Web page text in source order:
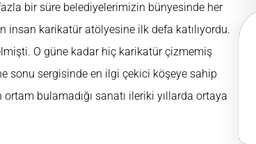
bir süre belediyelerimizin bünyesinde her
karikatür atölyesine ilk defa katılıyordu.
O güne kadar hiç karikatür çizmemiş
sonu sergisinde en ilgi çekici köşeye sahip
bulamadığı sanatı ileriki yıllarda ortaya